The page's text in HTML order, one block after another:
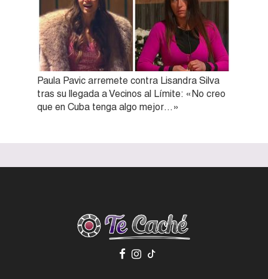
Paula Pavic arremete contra Lisandra Silva
tras su llegada a Vecinos al Límite: «No creo
que en Cuba tenga algo mejor…»